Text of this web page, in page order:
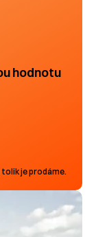
hodnotu
je prodáme.